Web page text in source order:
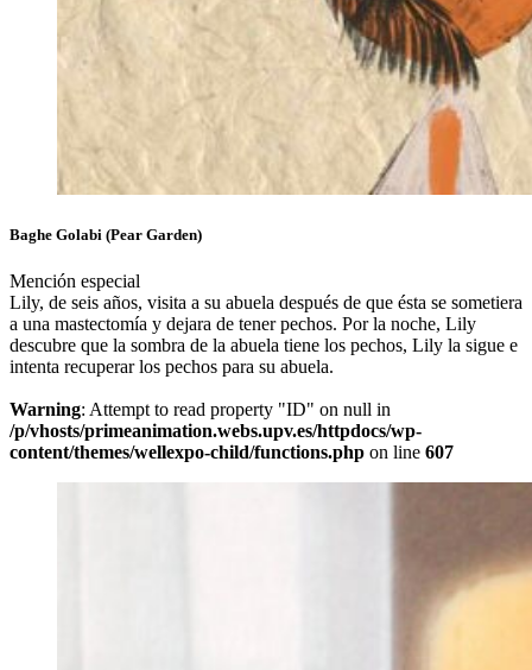
Baghe Golabi (Pear Garden)
Mención especial
Lily, de seis años, visita a su abuela después de que ésta se sometiera
a una mastectomía y dejara de tener pechos. Por la noche, Lily
descubre que la sombra de la abuela tiene los pechos, Lily la sigue e
intenta recuperar los pechos para su abuela.
Warning: Attempt to read property "ID" on null in
/p/vhosts/primeanimation.webs.upv.es/httpdocs/wp-
content/themes/wellexpo-child/functions.php on line 607